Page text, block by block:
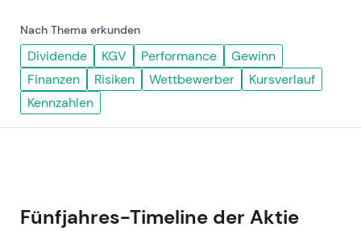
Nach Thema erkunden
Dividende KGV Performance
Gewinn
Finanzen
Risiken Wettbewerber
Kursverlauf
Kennzahlen
Fünfjahres-Timeline der Aktie